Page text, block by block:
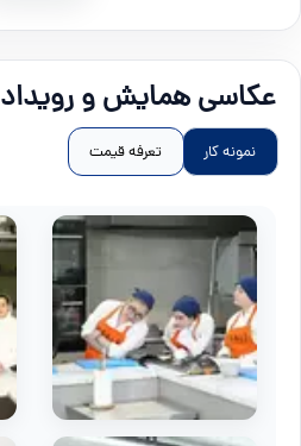
عکاسی همایش و رویداد
نمونه کار تعرفه قیمت